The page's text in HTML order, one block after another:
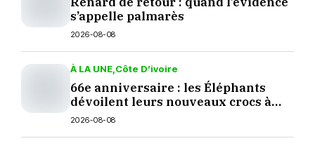
s’appelle palmarès
2026-08-08
À LA UNE Côte D’ivoire
66e anniversaire : les Éléphants
dévoilent leurs nouveaux crocs à
Yopougon
2026-08-08